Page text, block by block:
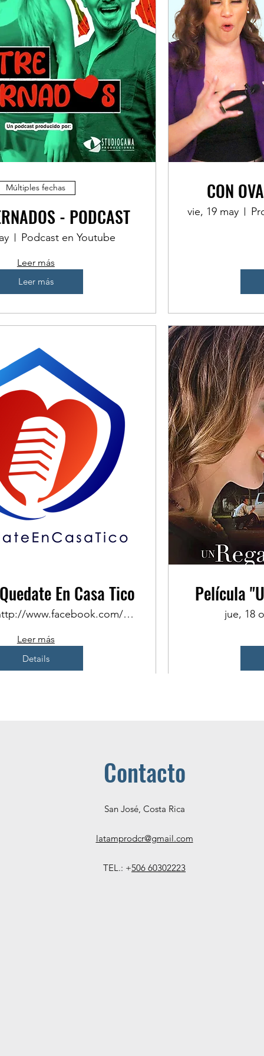
Múltiples fechas
- PODCAST
Podcast en Youtube
Leer más
Leer más
CON
vie, 19 may
En Casa Tico
http://www.facebook.com/quedateencasatico
Leer más
Details
Película
jue, 18
Contacto
San José, Costa Rica
latamprodcr@gmail.com
TEL.: +506 60302223